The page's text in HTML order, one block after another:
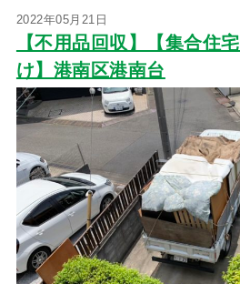
2022年05月21日
【不用品回収】【集合住
け】港南区港南台